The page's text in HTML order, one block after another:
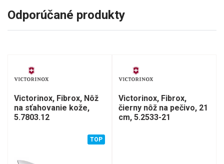
Odporúčané produkty
Victorinox, Fibrox, Nôž
na sťahovanie kože,
5.7803.12
TOP
Victorinox, Fibrox,
čierny nôž na pečivo, 21
cm, 5.2533-21